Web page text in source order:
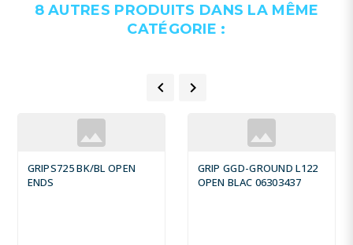
8 AUTRES PRODUITS DANS LA MÊME
CATÉGORIE :
 
GRIPS725 BK/BL OPEN
ENDS
GRIP GGD-GROUND L122
OPEN BLAC 06303437